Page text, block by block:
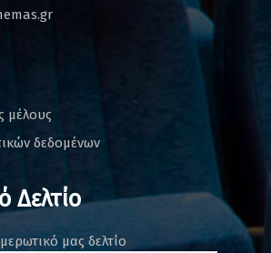
μέλους
δεδομένων
Δελτίο
μας δελτίο